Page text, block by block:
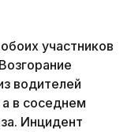
участников
водителей
в соседнем
Инцидент